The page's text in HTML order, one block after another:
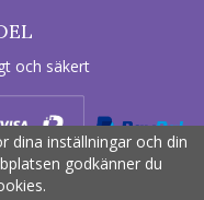
och säkert
dina inställningar och din
godkänner du